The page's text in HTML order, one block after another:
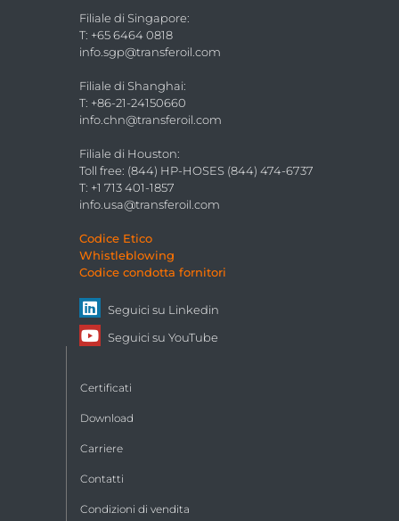
Filiale di Singapore:
T: +65 6464 0818
info.sgp@transferoil.com
Filiale di Shanghai:
T: +86-21-24150660
info.chn@transferoil.com
Filiale di Houston:
Toll free: (844) HP-HOSES (844) 474-6737
T: +1 713 401-1857
info.usa@transferoil.com
Codice Etico
Whistleblowing
Codice condotta fornitori
Seguici su Linkedin
Seguici su YouTube
Certificati
Download
Carriere
Contatti
Condizioni di vendita